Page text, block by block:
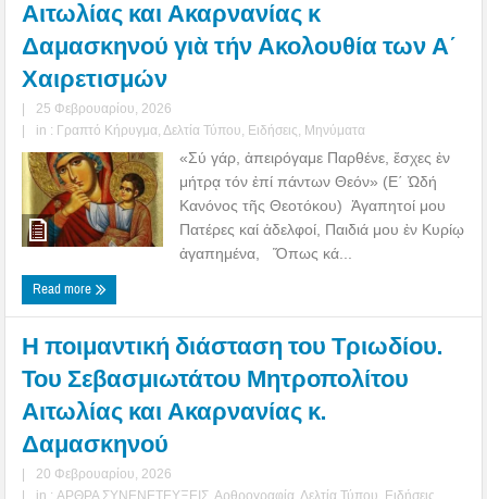
Αιτωλίας και Ακαρνανίας κ
Δαμασκηνού γιὰ τήν Ακολουθία των Α΄
Χαιρετισμών
|
25 Φεβρουαρίου, 2026
|
in : Γραπτό Κήρυγμα Δελτία Τύπου Ειδήσεις Μηνύματα
«Σύ γάρ, ἀπειρόγαμε Παρθένε, ἔσχες ἐν
μήτρᾳ τόν ἐπί πάντων Θεόν» (Ε΄ Ὠδή
Κανόνος τῆς Θεοτόκου) Ἀγαπητοί μου
Πατέρες καί ἀδελφοί, Παιδιά μου ἐν Κυρίῳ
ἀγαπημένα, Ὅπως κά...
Read more
Η ποιμαντική διάσταση του Τριωδίου.
Του Σεβασμιωτάτου Μητροπολίτου
Αιτωλίας και Ακαρνανίας κ.
Δαμασκηνού
|
20 Φεβρουαρίου, 2026
|
in :ΑΡΘΡΑ ΣΥΝΕΝΕΤΕΥΞΕΙΣ ,Αρθρογραφία Δελτία Τύπου Ειδήσεις